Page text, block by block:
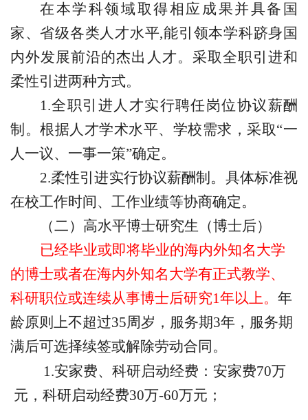
在本学科领域取得相应成果并具备国
家、省级各类人才水平,能引领本学科跻身国
内外发展前沿的杰出 人才。 采取全职引进和
柔性引进两种方式。
1.全职引进人才实行聘任岗位协议薪酬
制。根据人才学术水平、学校需求，采取“一
人一议、一事一策”确定。
2.柔性引进实行协议薪酬制。具体标准视
在校工作时间、工作业绩等协商确定。
（二）高水平博士研究生（博士后）
已经毕业或即将毕业的海内外知名大学
的博士或者在海内外知名大学有正式教学、
科研职位或连续从事博士后研究1年以上。 年
龄原则上不超过35周岁， 服务期3年，服务期
满后可选择续签或解除劳动合同。
1.安家费、科研启动经费：安家费70万
元，科研启动经费30万-60万元；